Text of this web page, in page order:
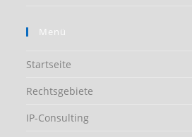
Menü
Startseite
Rechtsgebiete
IP-Consulting